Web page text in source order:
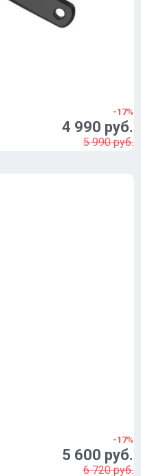
-17%
4 990 руб.
5 990 руб.
-17%
5 600 руб.
6 720 руб.